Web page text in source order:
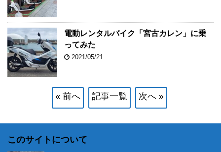
電動レンタルバイク「宮古カレン」に乗
ってみた
2021/05/21
« 前へ 記事一覧 次へ »
このサイトについて